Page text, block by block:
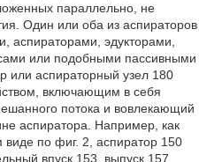
параллельно, не
Один или оба из аспираторов
аспираторами, эдукторами,
или подобными пассивными
или аспираторный узел 180
включающим в себя
потока и вовлекающий
аспиратора. Например, как
по фиг. 2, аспиратор 150
впуск 153, выпуск 157